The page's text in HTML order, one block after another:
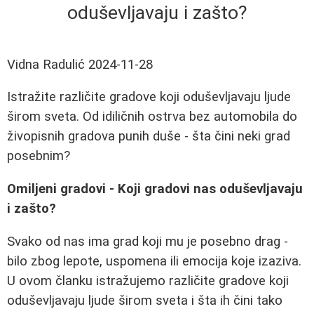
oduševljavaju i zašto?
Vidna Radulić 2024-11-28
Istražite različite gradove koji oduševljavaju ljude
širom sveta. Od idiličnih ostrva bez automobila do
živopisnih gradova punih duše - šta čini neki grad
posebnim?
Omiljeni gradovi - Koji gradovi nas oduševljavaju
i zašto?
Svako od nas ima grad koji mu je posebno drag -
bilo zbog lepote, uspomena ili emocija koje izaziva.
U ovom članku istražujemo različite gradove koji
oduševljavaju ljude širom sveta i šta ih čini tako